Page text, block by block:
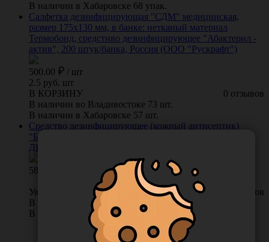
В наличии в Хабаровске 68 упак.
Салфетка дезинфицирующая "СДМ" медицинская,
размер 175х130 мм, в банке: нетканый материал
Термобонд, средстиво дезинфицирующее "Абактерил -
актив", 200 штук/банка, Россия (ООО "Рускрафт")
500.00 / шт
2.5 руб. шт
0 отзывов
В КОРЗИНУ
В наличии во Владивостоке 73 шт.
В наличии в Хабаровске 57 шт.
Средство дезинфицирующее (кожный антисептик)
"Бартол", 1 л, Россия (ООО "Автохимпроект")
ДБартол-1К
581.00
0 отзывов
Уведомить о поступлении
В наличии во Владивостоке 0 шт.
В наличии в Хабаровске 7 шт.